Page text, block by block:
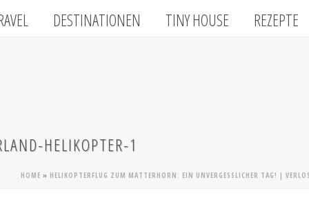
DESTINATIONEN TINY HOUSE REZEPTE
HELIKOPTER-1
HOME » HELIKOPTERFLUG ZUM MATTERHORN: EIN UNVERGESSLICHER TAG! |